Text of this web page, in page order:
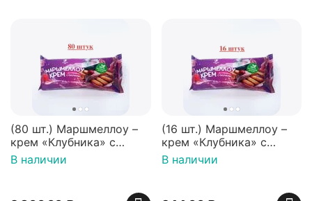
(80 шт.) Маршмеллоу –
крем «Клубника» с
палочками (ТМ
«Зефирный Лео»)
В наличии
(16 шт.) Маршмеллоу –
крем «Клубника» с
палочками (ТМ
«Зефирный Лео»)
В наличии